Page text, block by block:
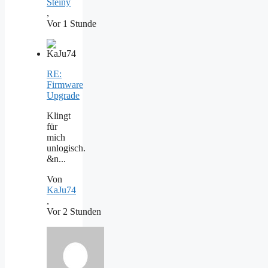
Steiny
,
Vor 1 Stunde
RE:
Firmware
Upgrade
Klingt
für
mich
unlogisch.
&n...
Von
KaJu74
,
Vor 2 Stunden